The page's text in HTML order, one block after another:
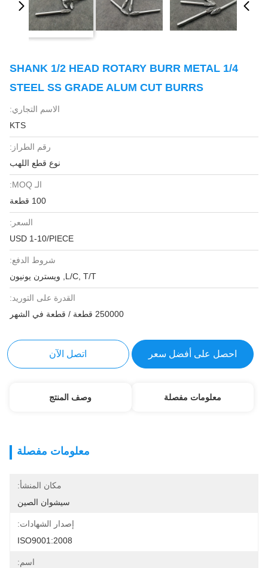
1/4 SHANK 1/2 HEAD ROTARY BURR METAL
STEEL SS GRADE ALUM CUT BURRS
الاسم التجاري:
KTS
رقم الطراز:
نوع قطع اللهب
الـ MOQ:
100 قطعة
السعر:
USD 1-10/PIECE
شروط الدفع:
L/C, T/T, ويسترن يونيون
القدرة على التوريد:
250000 قطعة / قطعة في الشهر
احصل على أفضل سعر اتصل الآن
معلومات مفصلة وصف المنتج
معلومات مفصلة
مكان المنشأ:
سيشوان الصين
إصدار الشهادات:
ISO9001:2008
اسم: